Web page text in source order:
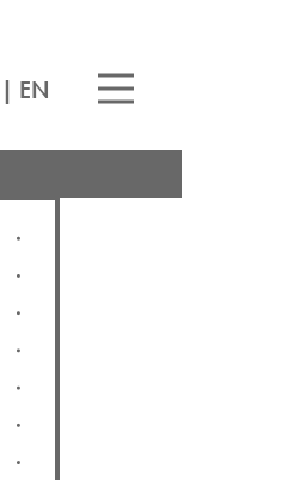
| EN